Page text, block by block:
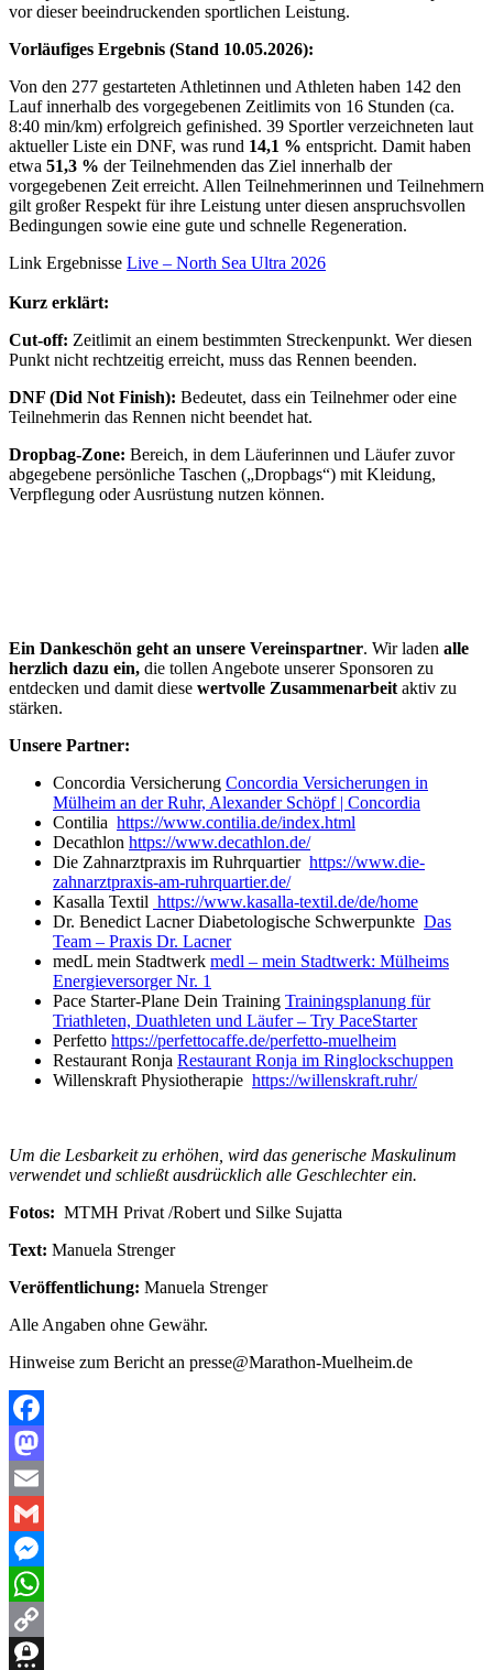
vor dieser beeindruckenden sportlichen Leistung.
Vorläufiges Ergebnis (Stand 10.05.2026):
Von den 277 gestarteten Athletinnen und Athleten haben 142 den
Lauf innerhalb des vorgegebenen Zeitlimits von 16 Stunden (ca.
8:40 min/km) erfolgreich gefinished. 39 Sportler verzeichneten laut
aktueller Liste ein DNF, was rund 14,1 % entspricht. Damit haben
etwa 51,3 % der Teilnehmenden das Ziel innerhalb der
vorgegebenen Zeit erreicht. Allen Teilnehmerinnen und Teilnehmern
gilt großer Respekt für ihre Leistung unter diesen anspruchsvollen
Bedingungen sowie eine gute und schnelle Regeneration.
Link Ergebnisse Live – North Sea Ultra 2026
Kurz erklärt:
Cut-off: Zeitlimit an einem bestimmten Streckenpunkt. Wer diesen
Punkt nicht rechtzeitig erreicht, muss das Rennen beenden.
DNF (Did Not Finish): Bedeutet, dass ein Teilnehmer oder eine
Teilnehmerin das Rennen nicht beendet hat.
Dropbag-Zone: Bereich, in dem Läuferinnen und Läufer zuvor
abgegebene persönliche Taschen („Dropbags“) mit Kleidung,
Verpflegung oder Ausrüstung nutzen können.
Ein Dankeschön geht an unsere Vereinspartner. Wir laden alle
herzlich dazu ein, die tollen Angebote unserer Sponsoren zu
entdecken und damit diese wertvolle Zusammenarbeit aktiv zu
stärken.
Unsere Partner:
Concordia Versicherung Concordia Versicherungen in
Mülheim an der Ruhr, Alexander Schöpf | Concordia
Contilia https://www.contilia.de/index.html
Decathlon https://www.decathlon.de/
Die Zahnarztpraxis im Ruhrquartier https://www.die-
zahnarztpraxis-am-ruhrquartier.de/
Kasalla Textil https://www.kasalla-textil.de/de/home
Dr. Benedict Lacner Diabetologische Schwerpunkte Das
Team – Praxis Dr. Lacner
medL mein Stadtwerk medl – mein Stadtwerk: Mülheims
Energieversorger Nr. 1
Pace Starter-Plane Dein Training Trainingsplanung für
Triathleten, Duathleten und Läufer – Try PaceStarter
Perfetto https://perfettocaffe.de/perfetto-muelheim
Restaurant Ronja Restaurant Ronja im Ringlockschuppen
Willenskraft Physiotherapie https://willenskraft.ruhr/
Um die Lesbarkeit zu erhöhen, wird das generische Maskulinum
verwendet und schließt ausdrücklich alle Geschlechter ein.
Fotos: MTMH Privat /Robert und Silke Sujatta
Text: Manuela Strenger
Veröffentlichung: Manuela Strenger
Alle Angaben ohne Gewähr.
Hinweise zum Bericht an presse@Marathon-Muelheim.de
Facebook
Mastodon
Email
Gmail
Messenger
WhatsApp
Copy